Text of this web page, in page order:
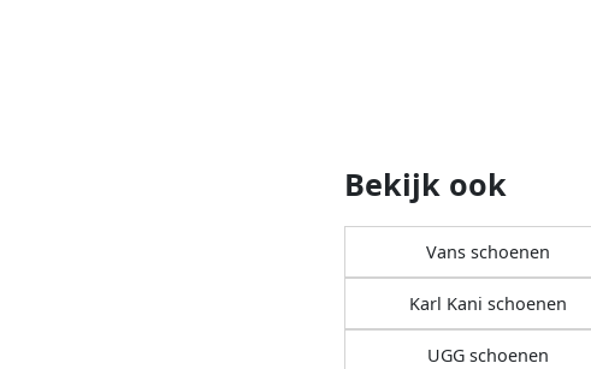
Bekijk ook
Vans schoenen
Karl Kani schoenen
UGG schoenen